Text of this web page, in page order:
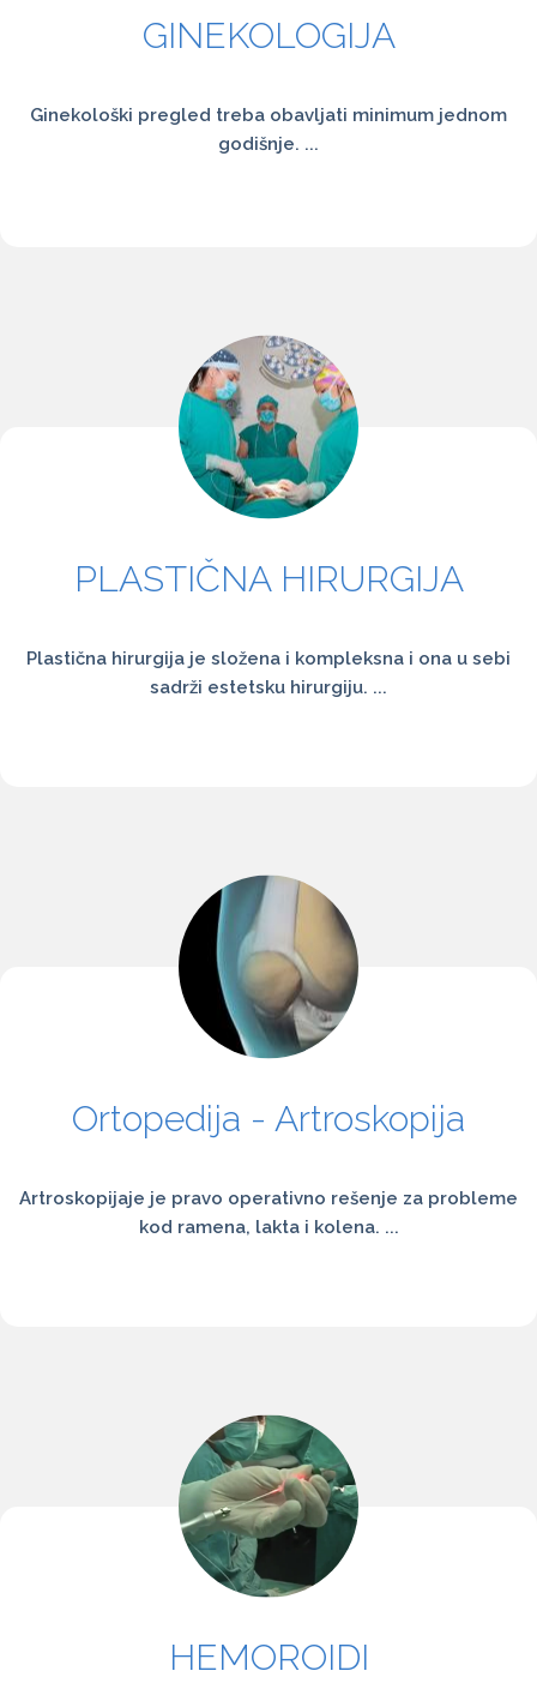
GINEKOLOGIJA
Ginekološki pregled treba obavljati minimum jednom
godišnje. ...
PLASTIČNA HIRURGIJA
Plastična hirurgija je složena i kompleksna i ona u sebi
sadrži estetsku hirurgiju. ...
Ortopedija - Artroskopija
Artroskopijaje je pravo operativno rešenje za probleme
kod ramena, lakta i kolena. ...
HEMOROIDI